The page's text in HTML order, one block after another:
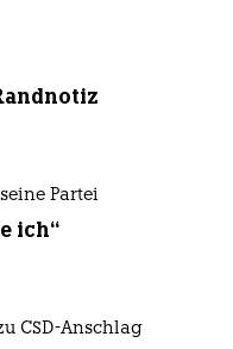
Partei
ich“
CSD-Anschlag